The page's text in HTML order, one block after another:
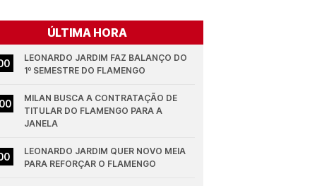
ÚLTIMA HORA
LEONARDO JARDIM FAZ BALANÇO DO
1º SEMESTRE DO FLAMENGO
MILAN BUSCA A CONTRATAÇÃO DE
TITULAR DO FLAMENGO PARA A
JANELA
LEONARDO JARDIM QUER NOVO MEIA
PARA REFORÇAR O FLAMENGO